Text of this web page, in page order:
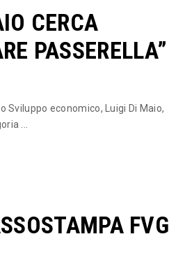
CERCA
PASSERELLA”
Sviluppo economico, Luigi Di Maio,
...
FVG